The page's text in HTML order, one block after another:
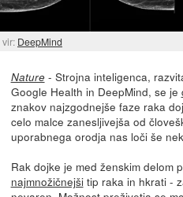
vir: DeepMind
Nature- Strojna inteligenca,
Google Health in DeepMind, se je
znakov najzgodnejše faze raka
celo malce zanesljivejša od
uporabnega orodja nas loči še
Rak dojke je med ženskim delom
najmnožičnejšitip raka in hkrati -